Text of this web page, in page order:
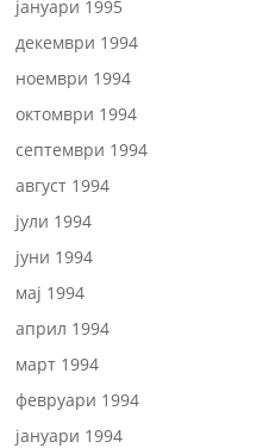
јануари 1995
декември 1994
ноември 1994
октомври 1994
септември 1994
август 1994
јули 1994
јуни 1994
мај 1994
април 1994
март 1994
февруари 1994
јануари 1994